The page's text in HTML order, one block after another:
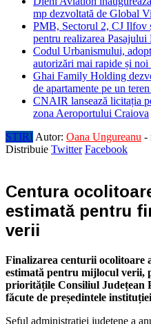
mp dezvoltată de Global
PMB, Sectorul 2, CJ Ilfov
pentru realizarea Pasajului
Codul Urbanismului,
autorizări mai rapide și
Ghai Family Holding
de apartamente pe un
CNAIR lansează licitația
zona Aeroportului Craiova
STIRI Autor: Oana Ungureanu -
Distribuie Twitter Facebook
Centura
estimată pentru
verii
Finalizarea centurii ocolitoare
estimată pentru mijlocul verii,
prioritățile Consiliul Județean
făcute de președintele
Șeful administrației județene a